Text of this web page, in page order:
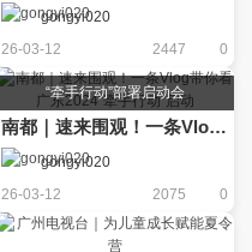
gongyi020
26-03-12
2447 0
“牵手行动”部署启动会
南都｜速来围观！一条Vlog带你看广东2024“牵手行动”启动
gongyi020
26-03-12
2075 0